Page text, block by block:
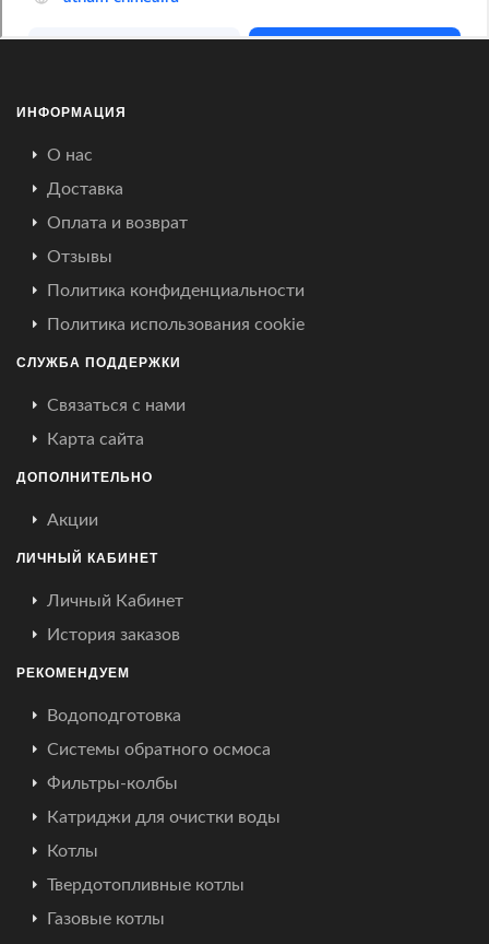
ИНФОРМАЦИЯ
О нас
Доставка
Оплата и возврат
Отзывы
Политика конфиденциальности
Политика использования cookie
СЛУЖБА ПОДДЕРЖКИ
Связаться с нами
Карта сайта
ДОПОЛНИТЕЛЬНО
Акции
ЛИЧНЫЙ КАБИНЕТ
Личный Кабинет
История заказов
РЕКОМЕНДУЕМ
Водоподготовка
Системы обратного осмоса
Фильтры-колбы
Катриджи для очистки воды
Котлы
Твердотопливные котлы
Газовые котлы